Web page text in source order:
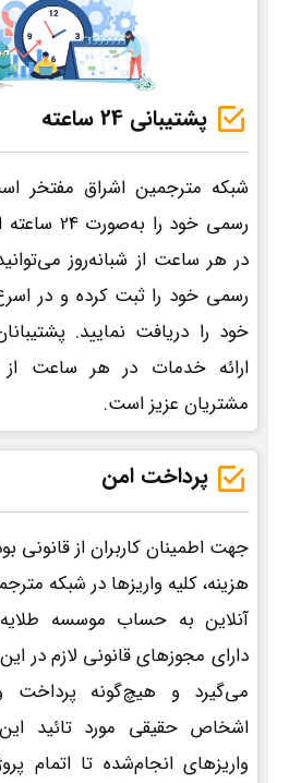
پشتیبانی 24 ساعته
شبکه مترجمین اشراق مفتخر
رسمی خود را
در هر ساعت از شبانه‌روز
رسمی خود را ثبت کرده و در
خود را دریافت نمایید.
ارائه خدمات در هر ساعت از
مشتریان عزیز است.
پرداخت امن
جهت اطمینان کاربران از قانونی
هزینه، کلیه واریزها در شبکه
آنلاین به حساب موسسه
دارای مجوزهای قانونی لازم در
می‌گیرد و هیچ‌گونه
اشخاص حقیقی مورد تائید
واریزهای انجام‌شده تا اتمام